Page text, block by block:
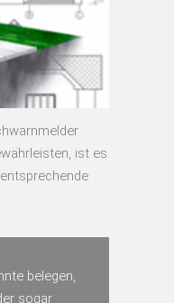
ist es
belegen,
sogar